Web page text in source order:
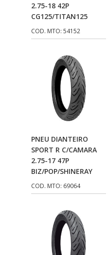
IMPORTADO
JEROD
KS
MAGNETRON
MELC
MGO MOLA
MOTO VISOR
MOTOBOR
MR
NAKATA
NDFLEX
NEXPART
NGK
2.75-18 42P
CG125/TITAN125
COD. MTO: 54152
Adicionar Ao
Carrinho
PNEU DIANTEIRO
SPORT R C/CAMARA
2.75-17 47P
BIZ/POP/SHINERAY
COD. MTO: 69064